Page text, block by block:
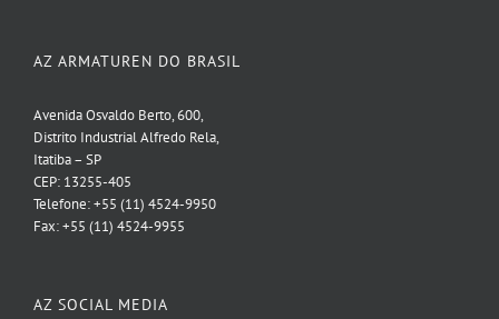
AZ ARMATUREN DO BRASIL
Avenida Osvaldo Berto, 600,
Distrito Industrial Alfredo Rela,
Itatiba – SP
CEP: 13255-405
Telefone: +55 (11) 4524-9950
Fax: +55 (11) 4524-9955
AZ SOCIAL MEDIA